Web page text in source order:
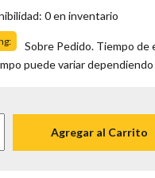
0 en inventario
Sobre Pedido. Tiempo de
puede variar
Agregar al Carrito